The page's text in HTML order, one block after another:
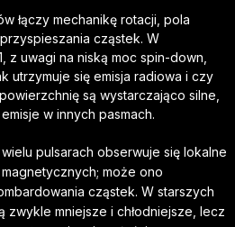
łączy mechanikę rotacji, pola
cząstek. W
z uwagi na niską moc spin-down,
utrzymuje się emisja radiowa i czy
są wystarczająco silne,
w innych pasmach.
wielu pulsarach obserwuje się lokalne
może ono
cząstek. W starszych
zwykle mniejsze i chłodniejsze, lecz